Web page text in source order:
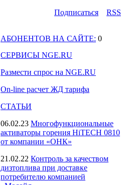
Подпиcаться
RSS
АБОНЕНТОВ НА САЙТЕ: 0
СЕРВИСЫ NGE.RU
Размести спрос на NGE.RU
On-line расчет ЖД тарифа
СТАТЬИ
06.02.23 Многофункциональные
активаторы горения HiTECH 0810
от компании «ОНК»
21.02.22 Контроль за качеством
дизтоплива при доставке
потребителю компанией